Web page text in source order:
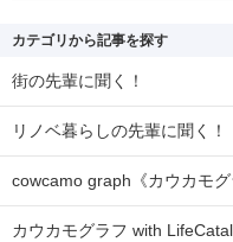
カテゴリから記事を探す
街の先輩に聞く！
リノベ暮らしの先輩に聞く！
cowcamo graph《カウカモグ
カウカモグラフ with